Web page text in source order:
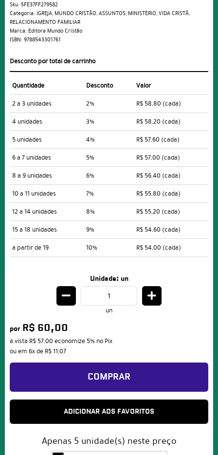
Sku: 5FE37FF279582
Categoria: IGREJA, MUNDO CRISTÃO,ASSUNTOS, MINISTÉRIO,VIDA CRISTÃ,
RELACIONAMENTO FAMILIAR
Marca: Editora Mundo Cristão
ISBN: 9788543301761
Desconto por total de carrinho
Quantidade Desconto
Valor
2 a 3 unidades
2% R$ 58,80 (cada)
4 unidades
3% R$ 58,20 (cada)
5 unidades
4% R$ 57,60 (cada)
6 a 7 unidades
5% R$ 57,00 (cada)
8 a 9 unidades
6% R$ 56,40 (cada)
10 a 11 unidades
7% R$ 55,80 (cada)
12 a 14 unidades
8% R$ 55,20 (cada)
15 a 18 unidades
9% R$ 54,60 (cada)
a partir de 19
10% R$ 54,00 (cada)
Unidade: un
un
por R$ 60,00
à vista R$ 57,00 economize 5% no Pix
ou em 6xde R$ 11,07
COMPRAR
ADICIONAR AOS FAVORITOS
Apenas 5 unidade(s) neste preço